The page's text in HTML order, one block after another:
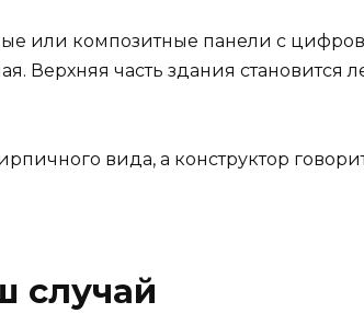
или композитные панели с
Верхняя часть здания становится
вида, а конструктор
случай